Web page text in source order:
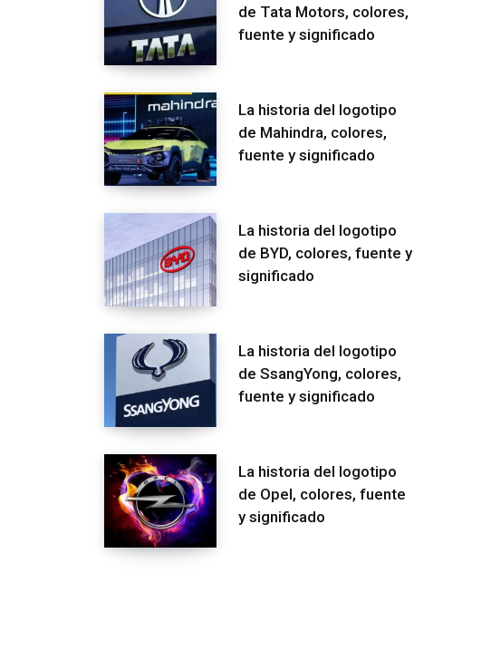
de Tata Motors, colores,
fuente y significado
La historia del logotipo
de Mahindra, colores,
fuente y significado
La historia del logotipo
de BYD, colores, fuente y
significado
La historia del logotipo
de SsangYong, colores,
fuente y significado
La historia del logotipo
de Opel, colores, fuente
y significado